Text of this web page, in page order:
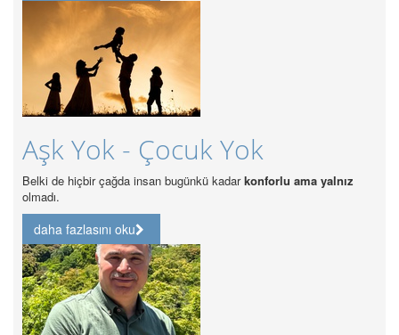
Yok
kadar konforlu ama yalnız
Özel
Akreditasyonu
Özel Hastanelerde Kalite